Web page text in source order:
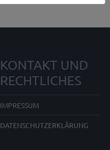
KONTAKT UND
RECHTLICHES
IMPRESSUM
DATENSCHUTZERKLÄRUNG